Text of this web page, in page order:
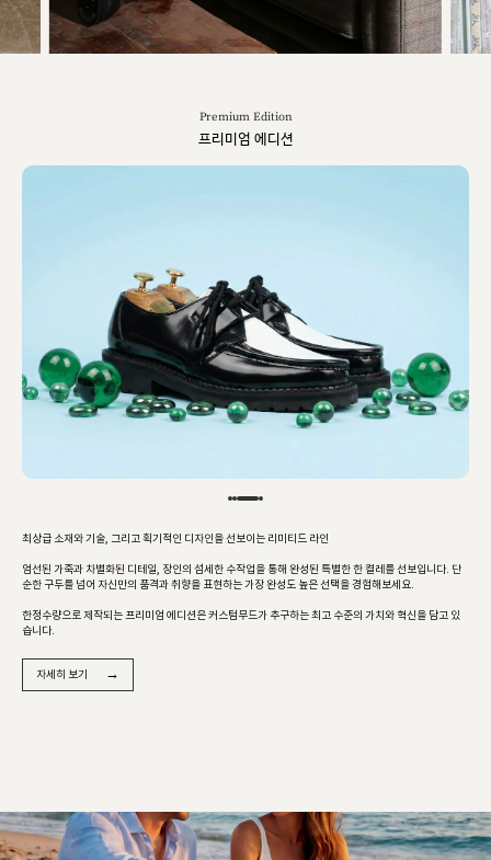
Premium Edition
프리미엄 에디션
최상급 소재와 기술, 그리고 획기적인 디자인을 선보이는 리미티드 라인
엄선된 가죽과 차별화된 디테일, 장인의 섬세한 수작업을 통해 완성된 특별한 한 켤레를 선보입니다. 단
순한 구두를 넘어 자신만의 품격과 취향을 표현하는 가장 완성도 높은 선택을 경험해보세요.
한정수량으로 제작되는 프리미엄 에디션은 커스텀무드가 추구하는 최고 수준의 가치와 혁신을 담고 있
습니다.
자세히 보기 →